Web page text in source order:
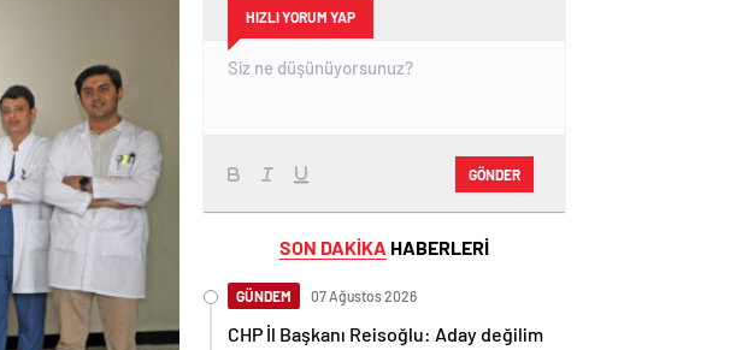
HIZLI YORUM YAP
GÖNDER
SON DAKİKA HABERLERİ
GÜNDEM 07 Ağustos 2026
CHP İl Başkanı Reisoğlu: Aday değilim